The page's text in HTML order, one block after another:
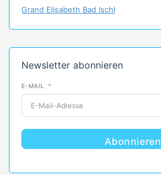
Grand Elisabeth Bad Ischl
Newsletter abonnieren
E-MAIL
Abonnieren